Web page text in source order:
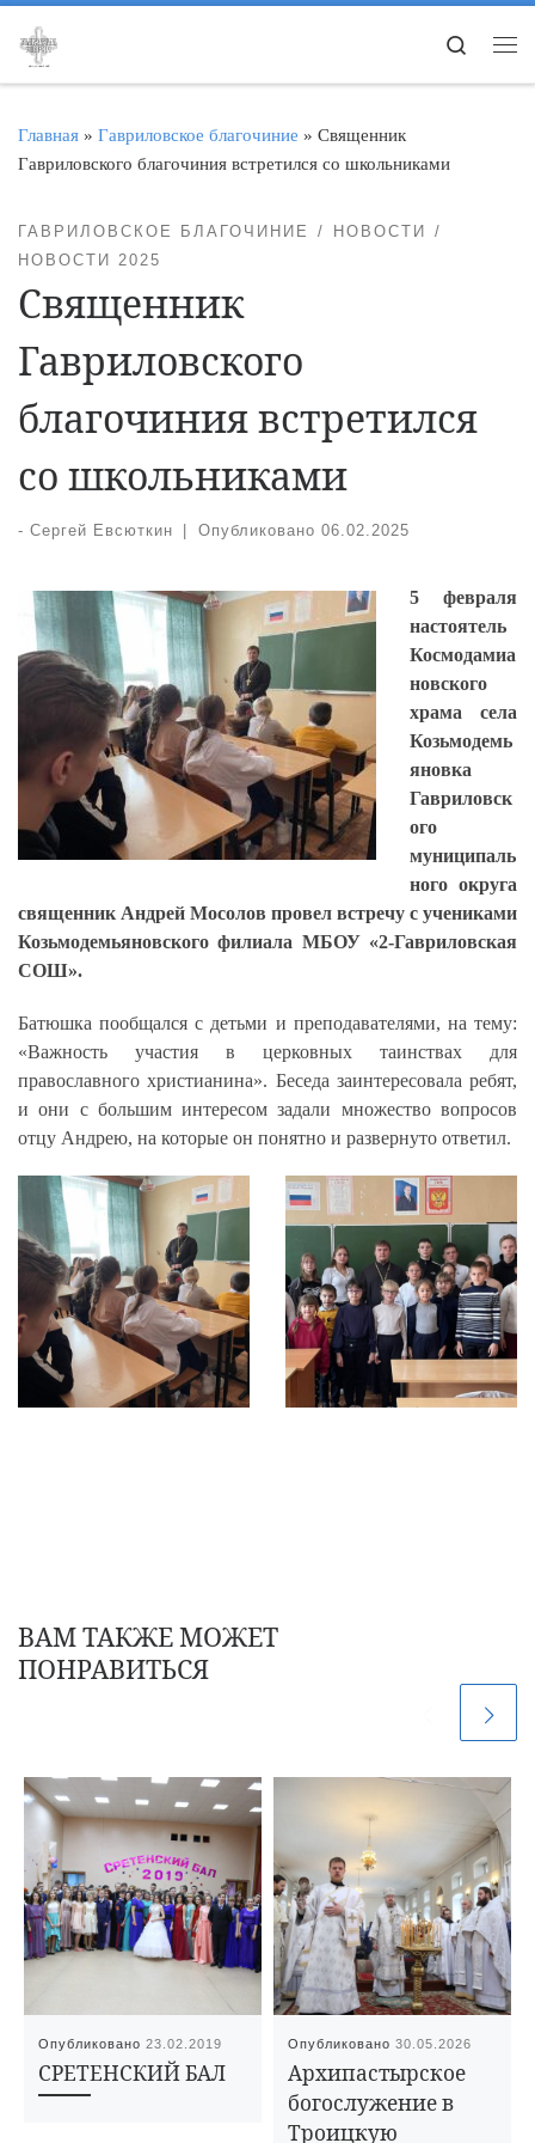
Перейти к содержимому
Search
Главная » Гавриловское благочиние » Священник
Гавриловского благочиния встретился со школьниками
ГАВРИЛОВСКОЕ БЛАГОЧИНИЕ
НОВОСТИ
НОВОСТИ 2025
Священник
Гавриловского
благочиния встретился
со школьниками
- Сергей Евсюткин Опубликовано 06.02.2025
5 февраля
настоятель
Космодамиа
новского
храма села
Козьмодемь
яновка
Гавриловск
ого
муниципаль
ного округа
священник Андрей Мосолов провел встречу с учениками
Козьмодемьяновского филиала МБОУ «2-Гавриловская
СОШ».
Батюшка пообщался с детьми и преподавателями, на тему:
«Важность участия в церковных таинствах для
православного христианина». Беседа заинтересовала ребят,
и они с большим интересом задали множество вопросов
отцу Андрею, на которые он понятно и развернуто ответил.
ВАМ ТАКЖЕ МОЖЕТ
ПОНРАВИТЬСЯ
Опубликовано23.02.2019
СРЕТЕНСКИЙ БАЛ
Опубликовано30.05.2026
Архипастырское
богослужение в
Троицкую